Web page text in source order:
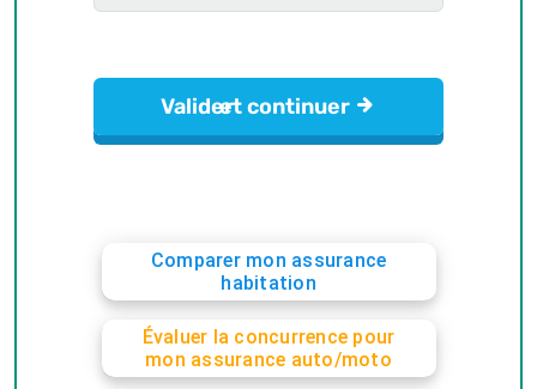
Comparer mon assurance
habitation
Évaluer la concurrence pour
mon assurance auto/moto